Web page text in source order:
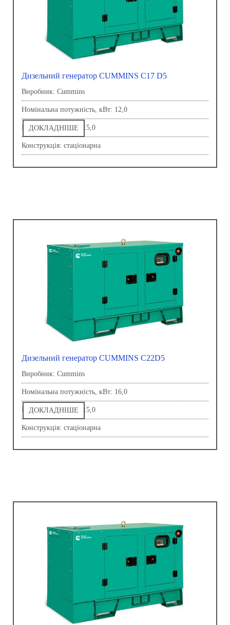
Дизельний генератор CUMMINS C17 D5
Виробник: Сummins
Номінальна потужність, кВт: 12,0
Напруга, В: 230,0-415,0
Конструкція: стаціонарна
ДОКЛАДНІШЕ
Дизельний генератор CUMMINS C22D5
Виробник: Сummins
Номінальна потужність, кВт: 16,0
Напруга, В: 230,0-415,0
Конструкція: стаціонарна
ДОКЛАДНІШЕ